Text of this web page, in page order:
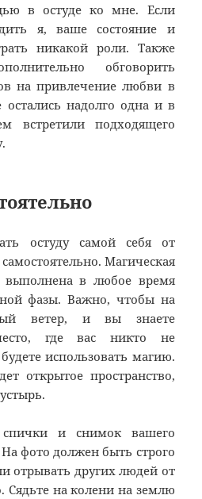
в остуде ко мне. Если
я, ваше состояние и
никакой роли. Также
обговорить
на привлечение любви в
надолго одна и в
встретили подходящего
остуду самой себя от
Магическая
в любое время
фазы. Важно, чтобы на
ветер, и вы знаете
где вас никто не
использовать магию.
открытое пространство,
и снимок вашего
фото должен быть строго
отрывать других людей от
Сядьте на колени на землю